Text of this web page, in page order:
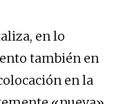
en lo
también en
en la